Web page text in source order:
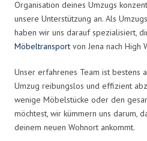
Organisation deines Umzugs
unsere Unterstützung an. Als
haben wir uns darauf spezialisiert,
Möbeltransport von Jena nach High
Unser erfahrenes Team ist bestens
Umzug reibungslos und effizient
wenige Möbelstücke oder den
möchtest, wir kümmern uns darum,
deinem neuen Wohnort ankommt.